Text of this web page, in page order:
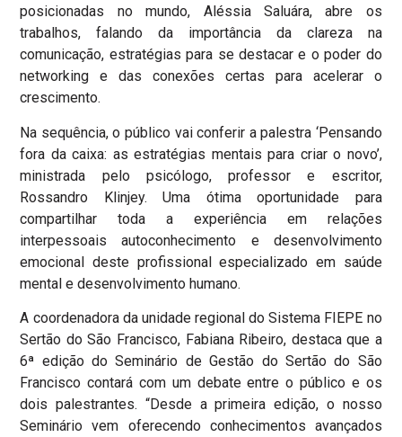
posicionadas no mundo, Aléssia Saluára, abre os
trabalhos, falando da importância da clareza na
comunicação, estratégias para se destacar e o poder do
networking e das conexões certas para acelerar o
crescimento.
Na sequência, o público vai conferir a palestra ‘Pensando
fora da caixa: as estratégias mentais para criar o novo’,
ministrada pelo psicólogo, professor e escritor,
Rossandro Klinjey. Uma ótima oportunidade para
compartilhar toda a experiência em relações
interpessoais autoconhecimento e desenvolvimento
emocional deste profissional especializado em saúde
mental e desenvolvimento humano.
A coordenadora da unidade regional do Sistema FIEPE no
Sertão do São Francisco, Fabiana Ribeiro, destaca que a
6ª edição do Seminário de Gestão do Sertão do São
Francisco contará com um debate entre o público e os
dois palestrantes. “Desde a primeira edição, o nosso
Seminário vem oferecendo conhecimentos avançados